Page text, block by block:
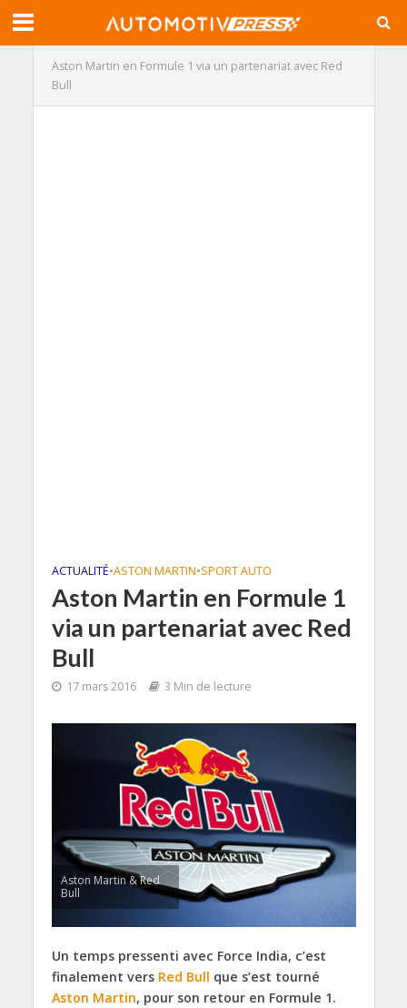
Aston Martin en Formule 1 via un partenariat avec Red
Bull
ACTUALITÉ•ASTON MARTIN•SPORT AUTO
Aston Martin en Formule 1
via un partenariat avec Red
Bull
17 mars 2016 3 Min de lecture
Aston Martin & Red
Bull
Un temps pressenti avec Force India, c’est
finalement vers Red Bull que s’est tourné
Aston Martin, pour son retour en Formule 1.